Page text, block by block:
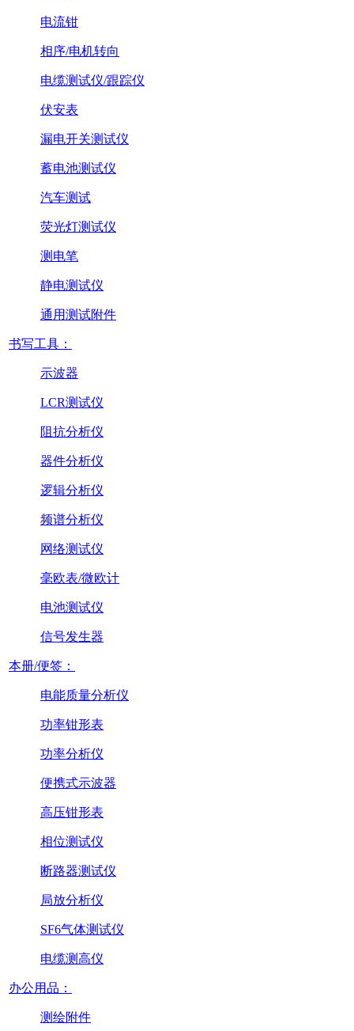
电流钳
相序/电机转向
电缆测试仪/跟踪仪
伏安表
漏电开关测试仪
蓄电池测试仪
汽车测试
荧光灯测试仪
测电笔
静电测试仪
通用测试附件
书写工具：
示波器
LCR测试仪
阻抗分析仪
器件分析仪
逻辑分析仪
频谱分析仪
网络测试仪
毫欧表/微欧计
电池测试仪
信号发生器
本册/便签：
电能质量分析仪
功率钳形表
功率分析仪
便携式示波器
高压钳形表
相位测试仪
断路器测试仪
局放分析仪
SF6气体测试仪
电缆测高仪
办公用品：
测绘附件